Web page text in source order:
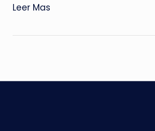
Leer Mas:
Dra.
nos